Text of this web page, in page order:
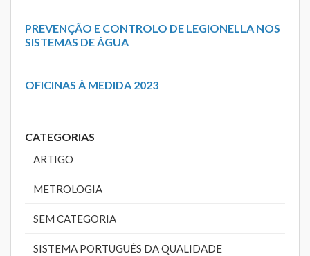
PREVENÇÃO E CONTROLO DE LEGIONELLA NOS
SISTEMAS DE ÁGUA
OFICINAS À MEDIDA 2023
CATEGORIAS
ARTIGO
METROLOGIA
SEM CATEGORIA
SISTEMA PORTUGUÊS DA QUALIDADE